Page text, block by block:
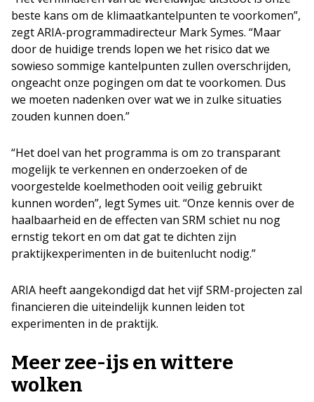
beste kans om de klimaatkantelpunten te voorkomen”,
zegt ARIA-programmadirecteur Mark Symes. “Maar
door de huidige trends lopen we het risico dat we
sowieso sommige kantelpunten zullen overschrijden,
ongeacht onze pogingen om dat te voorkomen. Dus
we moeten nadenken over wat we in zulke situaties
zouden kunnen doen.”
“Het doel van het programma is om zo transparant
mogelijk te verkennen en onderzoeken of de
voorgestelde koelmethoden ooit veilig gebruikt
kunnen worden”, legt Symes uit. “Onze kennis over de
haalbaarheid en de effecten van SRM schiet nu nog
ernstig tekort en om dat gat te dichten zijn
praktijkexperimenten in de buitenlucht nodig.”
ARIA heeft aangekondigd dat het vijf SRM-projecten zal
financieren die uiteindelijk kunnen leiden tot
experimenten in de praktijk.
Meer zee-ijs en wittere
wolken